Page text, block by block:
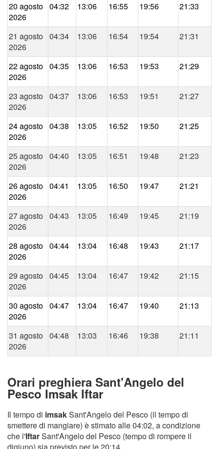
20 agosto
2026
04:32 13:06 16:55 19:56 21:33
21 agosto
2026
04:34 13:06 16:54 19:54 21:31
22 agosto
2026
04:35 13:06 16:53 19:53 21:29
23 agosto
2026
04:37 13:06 16:53 19:51 21:27
24 agosto
2026
04:38 13:05 16:52 19:50 21:25
25 agosto
2026
04:40 13:05 16:51 19:48 21:23
26 agosto
2026
04:41 13:05 16:50 19:47 21:21
27 agosto
2026
04:43 13:05 16:49 19:45 21:19
28 agosto
2026
04:44 13:04 16:48 19:43 21:17
29 agosto
2026
04:45 13:04 16:47 19:42 21:15
30 agosto
2026
04:47 13:04 16:47 19:40 21:13
31 agosto
2026
04:48 13:03 16:46 19:38 21:11
Orari preghiera Sant'Angelo del
Pesco Imsak Iftar
Il tempo di imsakSant'Angelo del Pesco (il tempo di
smettere di mangiare) è stimato alle 04:02, a condizione
che l'IftarSant'Angelo del Pesco (tempo di rompere il